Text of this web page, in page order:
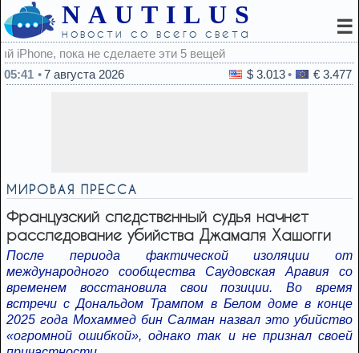
NAUTILUS
новости со всего света ☰
05:41 7 августа 2026 $ 3.013 € 3.477
МИРОВАЯ ПРЕССА
Французский следственный судья начнет
расследование убийства Джамаля Хашогги
После периода фактической изоляции от
международного сообщества Саудовская Аравия со
временем восстановила свои позиции. Во время
встречи с Дональдом Трампом в Белом доме в конце
2025 года Мохаммед бин Салман назвал это убийство
«огромной ошибкой», однако так и не признал своей